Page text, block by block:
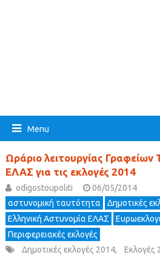
Menu
Ωράριο λειτουργίας
ΕΛΑΣ για τις εκλογές 2014
odigostoupoliti
06/05/2014
αστυνομική ταυτότητα
Δημοτικές
Ελληνική Αστυνομία ΕΛΑΣ
Περιφερειακές εκλογές
Δημοτικές εκλογές 2014, Εκλογές